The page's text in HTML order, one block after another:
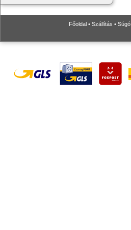
Főoldal • Szállítás • Súgó